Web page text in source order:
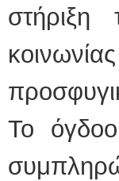
στήριξη
Το